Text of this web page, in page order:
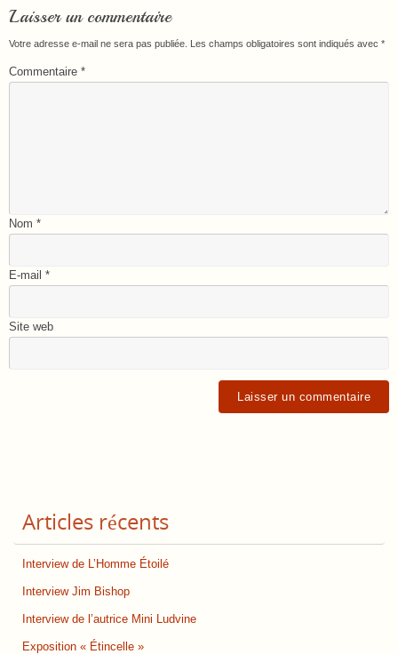
Laisser un commentaire
Votre adresse e-mail ne sera pas publiée. Les champs obligatoires sont indiqués avec *
Commentaire *
Nom *
E-mail *
Site web
Articles récents
Interview de L’Homme Étoilé
Interview Jim Bishop
Interview de l’autrice Mini Ludvine
Exposition « Étincelle »